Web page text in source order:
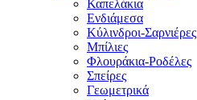
Καπελάκια
Ενδιάμεσα
Κύλινδροι-Σαρνιέρες
Μπίλιες
Φλουράκια-Ροδέλες
Σπείρες
Γεωμετρικά